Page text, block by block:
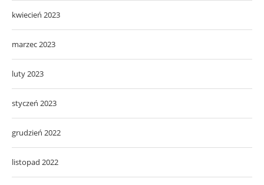
kwiecień 2023
marzec 2023
luty 2023
styczeń 2023
grudzień 2022
listopad 2022